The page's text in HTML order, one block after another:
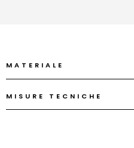
MATERIALE
MISURE TECNICHE